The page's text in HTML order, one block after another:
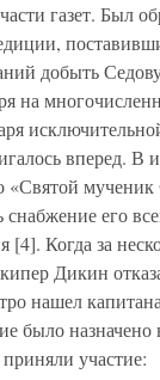
газет. Был
добыть
на
вперед. В
«Святой
снабжение его
[4]. Когда за
Дикин
нашел
было назначено
участие: